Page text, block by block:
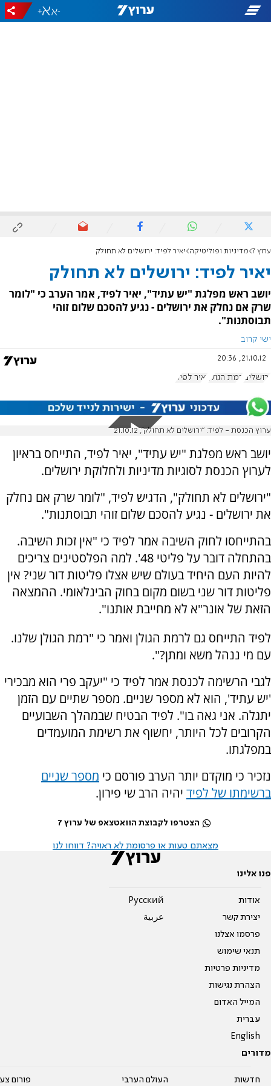
-
+
ערוץ 7 מדיניות ופוליטיקה יאיר לפיד: ירושלים לא תחולק
יאיר לפיד: ירושלים לא תחולק
יושב ראש מפלגת "יש עתיד", יאיר לפיד, אמר הערב כי "לומר
שרק אם נחלק את ירושלים - נגיע להסכם שלום זוהי
תבוסתנות".
ישי קרוב
21.10.12, 20:36
ירושלים רמת הגולן יאיר לפיד
ערוץ הכנסת - לפיד: "ירושלים לא תחולק", 21.10.12
יושב ראש מפלגת "יש עתיד", יאיר לפיד, התייחס בראיון
לערוץ הכנסת לסוגיות מדיניות ולחלוקת ירושלים.
"ירושלים לא תחולק", הדגיש לפיד, "לומר שרק אם נחלק
את ירושלים - נגיע להסכם שלום זוהי תבוסתנות".
בהתייחסו לחוק השיבה אמר לפיד כי "אין זכות השיבה.
בהתחלה דובר על פליטי 48'. למה הפלסטינים צריכים
להיות העם היחיד בעולם שיש אצלו פליטות דור שני? אין
פליטות דור שני בשום מקום בחוק הבינלאומי. ההמצאה
הזאת של אונר"א לא מחייבת אותנו".
לפיד התייחס גם לרמת הגולן ואמר כי "רמת הגולן שלנו.
עם מי ננהל משא ומתן?".
לגבי הרשימה לכנסת אמר לפיד כי "יעקב פרי הוא מבכירי
'יש עתיד', הוא לא מספר שניים. מספר שתיים עם הזמן
יתגלה. אני גאה בו". לפיד הבטיח שבמהלך השבועיים
הקרובים לכל היותר, יחשוף את רשימת המועמדים
במפלגתו.
נזכיר כי מוקדם יותר הערב פורסם כי מספר שניים
ברשימתו של לפיד יהיה הרב שי פירון.
הצטרפו לקבוצת הוואטצאפ של ערוץ 7
מצאתם טעות או פרסומת לא ראויה? דווחו לנו
פנו אלינו
אודות
יצירת קשר
פרסמו אצלנו
תנאי שימוש
מדיניות פרטיות
הצהרת נגישות
המייל האדום
עברית
English
Pусский
عربية
מדורים
חדשות העולם הערבי פורום